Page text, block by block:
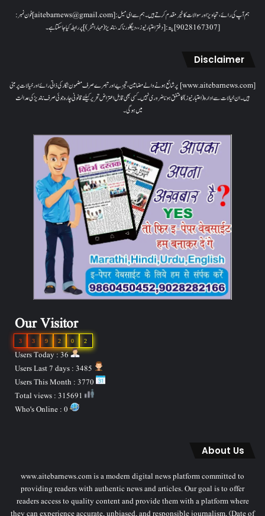
ہم آپ کی رائے، تجاویز اور سوالات کا خیرمقدم کرتے ہیں۔ ہم سےای میل: [aitebarnews@gmail.com]فون نمبر:
[9028167307]پتہ: [دفتر اعتبار نیوز، ، دیگلور ناکہ، ناندیڑ(مہاراشٹر) ] پر رابطہ کیا جاسکتا ہے۔
Disclaimer
[www.aitebarnews.com] پر شائع ہونے والے مضامین، تجزیے اور تبصرے صرف مضمون نگار کی ذاتی رائے اور خیالات پر مبنی
ہیں۔ ان خیالات سے ادارہ (اعتبار نیوز) کا متفق ہونا ضروری نہیں۔ کسی بھی قابل اعتراض تحریر کیلئے قانونی چارہ جوئی صرف ناندیڑ کی عدالت
میں ہوگی۔
Our Visitor
2
0
2
9
3
3
Users Today : 36
About Us
www.aitebarnews.com is a modern digital news platform committed to
providing readers with authentic news and articles. Our goal is to offer
readers access to quality content and provide them with a platform where